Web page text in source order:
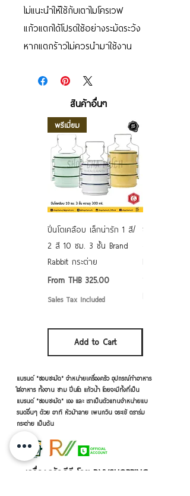
ไม่แนะนำให้ใช้กับเตาไมโครเวฟ
แก้วแตกได้โปรดใช้อย่างระมัดระวัง
หากแตกร้าวไม่ควรนำมาใช้งาน
สินค้าอื่นๆ
พรีเมี่ยม
ปิ่นโตเคลือบ เล็กน่ารัก 1 สี/
2 สี 10 ซม. 3 ชั้น Brand
Rabbit กระต่าย
From THB 325.00
Sale Price
Sales Tax Included
Add to Cart
ชามเคลือบ
แบรนด์ "ชอบชะมัด" จำหน่ายเครื่องครัว อุปกรณ์ทำอาหาร
ใส่อาหาร ทั้งจาน ชาม ปิ่นโต แก้วน้ำ โดยจะมีทั้งที่เป็น
แบรนด์ "ชอบชะมัด" เอง และ เราเป็นตัวแทนจำหน่ายแบ
รนด์อื่นๆ ด้วย อาทิ หัวม้าลาย เพนกวิน จระเข้ ตราร่ม
กระต่าย เป็นต้น
เครื่องครัวดีดี โดย RVVSHOPPING